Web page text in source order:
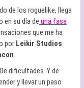
de los roguelike, llega
en su día de una fase
que me ha
por Leikir Studios
.
dificultades. Y de
y llevar un paso